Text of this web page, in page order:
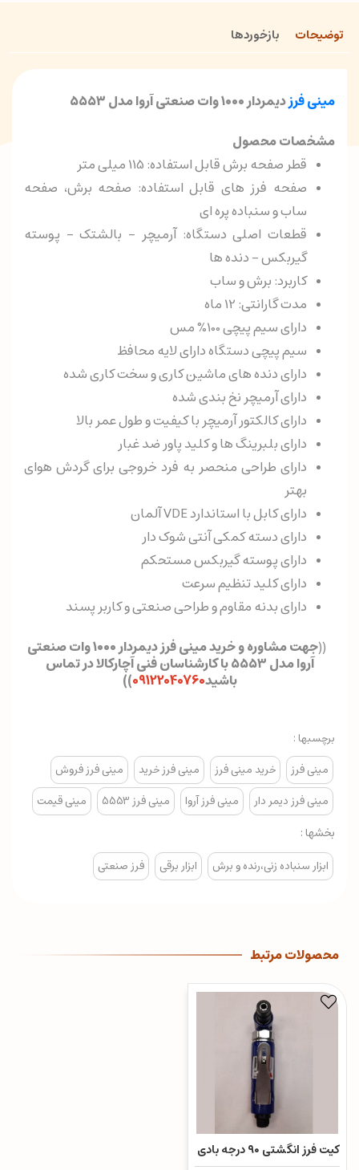
توضیحات بازخوردها
مینی فرزدیمردار ۱۰۰۰ وات صنعتی آروا مدل ۵۵۵۳
مشخصات محصول
قطر صفحه برش قابل استفاده: 115 میلی متر
صفحه فرز های قابل استفاده: صفحه برش، صفحه
ساب و سنباده پره ای
قطعات اصلی دستگاه: آرمیچر – بالشتک – پوسته
گیربکس – دنده ها
کاربرد: برش و ساب
مدت گارانتی: 12 ماه
دارای سیم پیچی 100% مس
سیم پیچی دستگاه دارای لایه محافظ
دارای دنده های ماشین کاری و سخت کاری شده
دارای آرمیچر نخ بندی شده
دارای کالکتور آرمیچر با کیفیت و طول عمر بالا
دارای بلبرینگ ها و کلید پاور ضد غبار
دارای طراحی منحصر به فرد خروجی برای گردش هوای
بهتر
دارای کابل با استاندارد VDE آلمان
دارای دسته کمکی آنتی شوک دار
دارای پوسته گیربکس مستحکم
دارای کلید تنظیم سرعت
دارای بدنه مقاوم و طراحی صنعتی و کاربر پسند
((
جهت مشاوره و خرید مینی فرز دیمردار ۱۰۰۰ وات صنعتی
آروا مدل ۵۵۵۳ با کارشناسان فنی آچارکالا در تماس
باشید09122040760
)
)
برچسبها :
مینی فرز
خرید مینی فرز مینی فرز خرید
مینی فرز فروش
مینی فرز دیمر دار
مینی فرز آروا مینی فرز 5553 مینی قیمت
بخشها :
ابزار سنباده زنی،رنده و برش ابزار برقی فرز صنعتی
محصولات مرتبط
کیت فرز انگشتی ۹۰ درجه بادی